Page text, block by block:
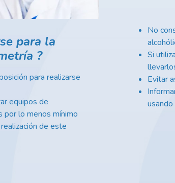
para la
?
para realizarse
equipos de
por lo menos mínimo
de este
No
Si
Evitar